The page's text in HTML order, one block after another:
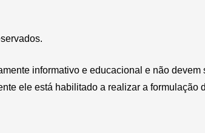
informativo e educacional e não
ele está habilitado a realizar a